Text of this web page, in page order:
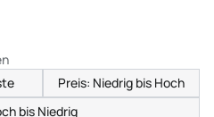
Preis: Niedrig bis Hoch
bis Niedrig